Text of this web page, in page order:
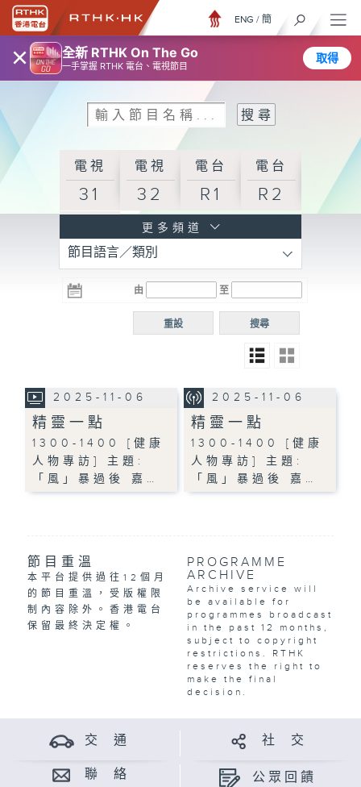
× 全新 RTHK On The Go
一手掌握 RTHK 電台、電視節目
取得
ENG / 簡
電視
31
電視
32
電台
R1
電台
R2
R3
電台 電台
R5
電台
普通
更多頻道
節目語言／類別
由 至
搜尋
重設
2025-11-06
精靈一點
1300-1400 [健康
人物專訪] 主題:
「風」暴過後 嘉…
2025-11-06
精靈一點
1300-1400 [健康
人物專訪] 主題:
「風」暴過後 嘉…
節目重溫
本平台提供過往12個月
的節目重溫，受版權限
制內容除外。香港電台
保留最終決定權。
PROGRAMME
ARCHIVE
Archive service will
be available for
programmes broadcast
in the past 12 months,
subject to copyright
restrictions. RTHK
reserves the right to
make the final
decision.
交 通 社 交
聯 絡 公眾回饋